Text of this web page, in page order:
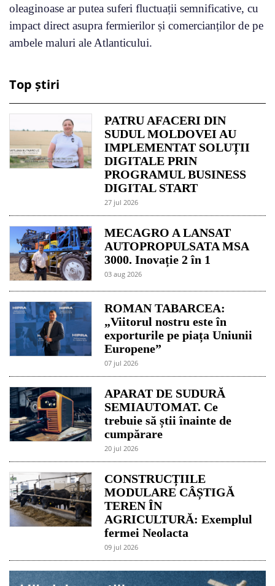
oleaginoase ar putea suferi fluctuații semnificative, cu
impact direct asupra fermierilor și comercianților de pe
ambele maluri ale Atlanticului.
Top știri
PATRU AFACERI DIN
SUDUL MOLDOVEI AU
IMPLEMENTAT SOLUȚII
DIGITALE PRIN
PROGRAMUL BUSINESS
DIGITAL START
27 jul 2026
MECAGRO A LANSAT
AUTOPROPULSATA MSA
3000. Inovație 2 în 1
03 aug 2026
ROMAN TABARCEA:
„Viitorul nostru este în
exporturile pe piața Uniunii
Europene”
07 jul 2026
APARAT DE SUDURĂ
SEMIAUTOMAT. Ce
trebuie să știi înainte de
cumpărare
20 jul 2026
CONSTRUCȚIILE
MODULARE CÂȘTIGĂ
TEREN ÎN
AGRICULTURĂ: Exemplul
fermei Neolacta
09 jul 2026